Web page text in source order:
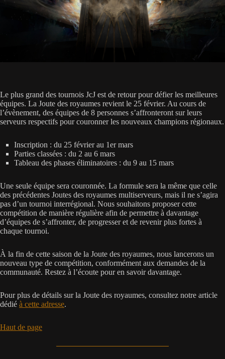
Le plus grand des tournois JcJ est de retour pour défier les meilleures
équipes. La Joute des royaumes revient le 25 février. Au cours de
l’évènement, des équipes de 8 personnes s’affronteront sur leurs
serveurs respectifs pour couronner les nouveaux champions régionaux.
Inscription : du 25 février au 1er mars
Parties classées : du 2 au 6 mars
Tableau des phases éliminatoires : du 9 au 15 mars
Une seule équipe sera couronnée. La formule sera la même que celle
des précédentes Joutes des royaumes multiserveurs, mais il ne s’agira
pas d’un tournoi interrégional. Nous souhaitons proposer cette
compétition de manière régulière afin de permettre à davantage
d’équipes de s’affronter, de progresser et de revenir plus fortes à
chaque tournoi.
À la fin de cette saison de la Joute des royaumes, nous lancerons un
nouveau type de compétition, conformément aux demandes de la
communauté. Restez à l’écoute pour en savoir davantage.
Pour plus de détails sur la Joute des royaumes, consultez notre article
dédié à cette adresse.
Haut de page